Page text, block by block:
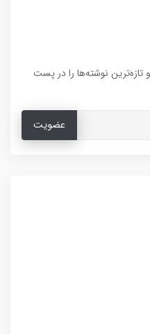
نوشته‌ها را در پست
عضویت